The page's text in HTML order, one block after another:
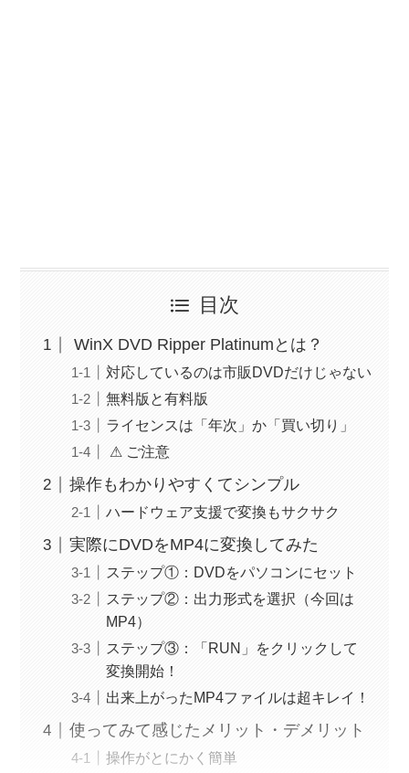
目次
WinX DVD Ripper Platinumとは？
対応しているのは市販DVDだけじゃない
無料版と有料版
ライセンスは「年次」か「買い切り」
⚠ ご注意
操作もわかりやすくてシンプル
ハードウェア支援で変換もサクサク
実際にDVDをMP4に変換してみた
ステップ①：DVDをパソコンにセット
ステップ②：出力形式を選択（今回は
MP4）
ステップ③：「RUN」をクリックして
変換開始！
出来上がったMP4ファイルは超キレイ！
使ってみて感じたメリット・デメリット
操作がとにかく簡単